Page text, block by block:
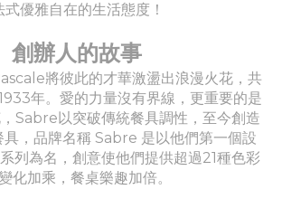
式優雅自在的生活態度！
創辦人的故事
將彼此的才華激盪出浪漫火花，共
年。愛的力量沒有界線，更重要的是
Sabre以突破傳統餐具調性，至今創造
具，品牌名稱 Sabre 是以他們第一個設
列為名，創意使他們提供超過21種色彩
化加乘，餐桌樂趣加倍。